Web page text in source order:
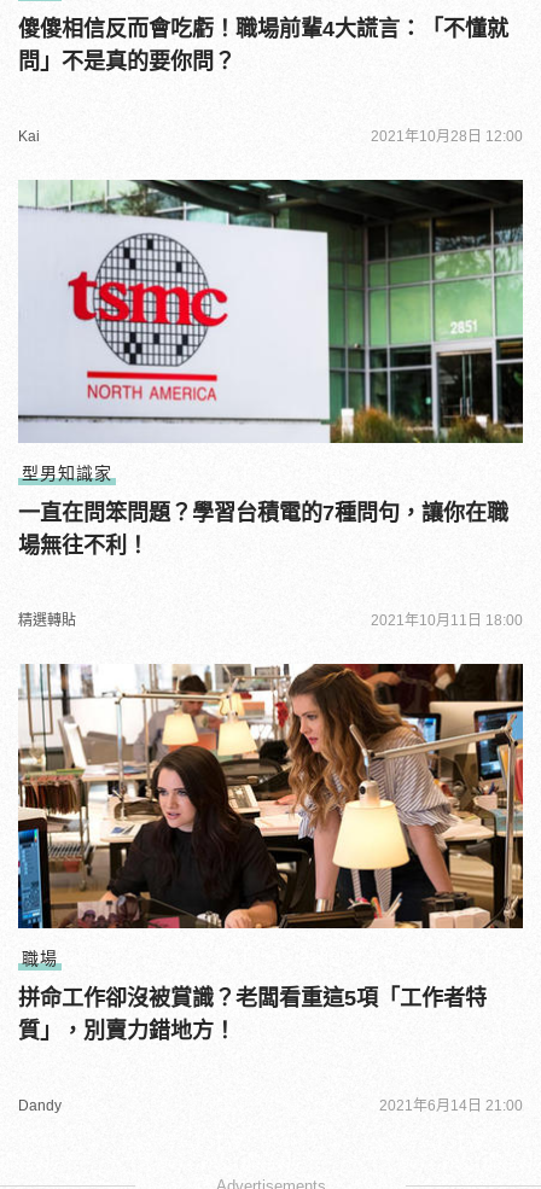
傻傻相信反而會吃虧！職場前輩4大謊言：「不懂就
問」不是真的要你問？
Kai 2021年10月28日 12:00
型男知識家
一直在問笨問題？學習台積電的7種問句，讓你在職
場無往不利！
精選轉貼 2021年10月11日 18:00
職場
拼命工作卻沒被賞識？老闆看重這5項「工作者特
質」，別賣力錯地方！
Dandy 2021年6月14日 21:00